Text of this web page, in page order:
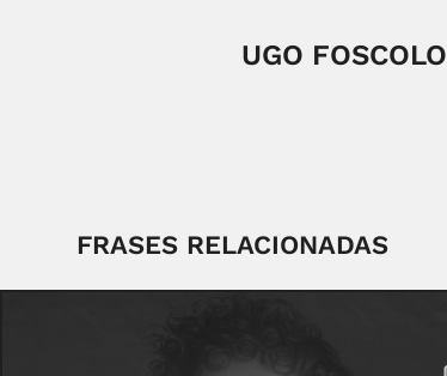
UGO FOSCOLO
FRASES RELACIONADAS